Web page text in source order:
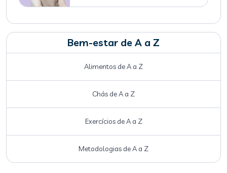
Bem-estar de A a Z
Alimentos de A a Z
Chás de A a Z
Exercícios de A a Z
Metodologias de A a Z